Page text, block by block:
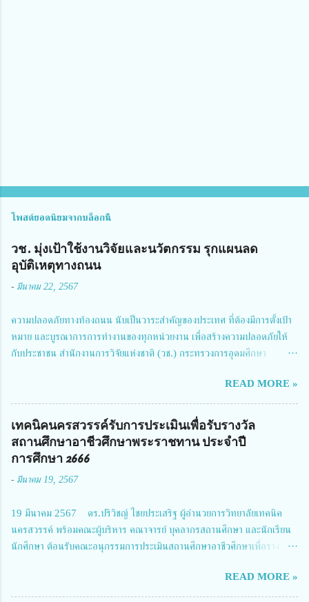
โพสต์ยอดนิยมจากบล็อกนี้
วช. มุ่งเป้าใช้งานวิจัยและนวัตกรรม รุกแผนลด
อุบัติเหตุทางถนน
- มีนาคม 22, 2567
ความปลอดภัยทางท้องถนน นับเป็นวาระสำคัญของประเทศ ที่ต้องมีการตั้งเป้า
หมาย และบูรณาการการทำงานของทุกหน่วยงาน เพื่อสร้างความปลอดภัยให้
กับประชาชน สำนักงานการวิจัยแห่งชาติ (วช.) กระทรวงการอุดมศึกษา
สมาคมวิศวกรรมชีวการแพทย์ไทย จัดการประชุมเผยแพร่ผลการดำเนินงาน
โครงการการวิจัยเชิงปฏิบัติการโดยบูรณาการทุกภาคส่วน เพื่อลดอุบัติเหตุและ
การเสียชีวิตให้สอดคล้องกับเป้าหมายแผนแม่บทฉบับที่ 5 ในวันที่ 22 มีนาคม
2567 โดยมี ดร.วิภารัตน์ ดีอ่อง ผู้อำนวยการสำนักงานการวิจัยแห่งชาติ เป็น
ประธานในพิธีเปิดพร้อมให้นโยบายการผลักดันงานวิจัยเพื่อความปลอดภัยทาง
การประชุมในครั้งนี้ นางสาวสตตกมล เกียรติพานิช ผู้อำนวยการกองบริหารทุน
Richmond Stylish Convention Hotel จังหวัดนนทบุรี ดร.วิภารัตน์ ดีอ่อง
ผู้อำนวยการสำนักงานการวิจัยแห่งชาติ กล่าวว่า วช. ในฐานะหน่วยงานบริหาร
จัดการทุนวิจัยและนวัตกรรมได้เล็งเห็นถึงความสำคัญของกา...
READ MORE »
เทคนิคนครสวรรค์รับการประเมินเพื่อรับรางวัล
สถานศึกษาอาชีวศึกษาพระราชทาน ประจำปี
การศึกษา 2666
- มีนาคม 19, 2567
19 มีนาคม 2567 ดร.ปริวิชญ์ ไชยประเสริฐ ผู้อำนวยการวิทยาลัยเทคนิค
นครสวรรค์ พร้อมคณะผู้บริหาร คณาจารย์ บุคลากรสถานศึกษา และนักเรียน
นักศึกษา ต้อนรับคณะอนุกรรมการประเมินสถานศึกษาอาชีวศึกษาเพื่อรางวัล
นายจักรภพ เนวะมาตย์ ผู้อำนวยการวิทยาลัยเทคนิคตาก ประธานคณะอนุกร
รมการฯ 1.นายวณิชา คณะใน ผู้ทรงคุณวุฒิ 2.นายภัทธาวุธ โพธา ผู้อำนวย
READ MORE »